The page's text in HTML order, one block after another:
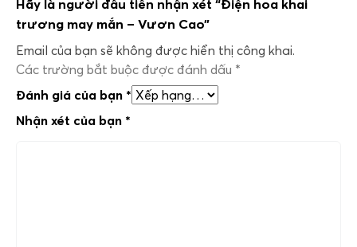
Hãy là người đầu tiên nhận xét “Điện hoa khai
trương may mắn – Vươn Cao”
Email của bạn sẽ không được hiển thị công khai.
Các trường bắt buộc được đánh dấu *
Đánh giá của bạn *
Nhận xét của bạn *